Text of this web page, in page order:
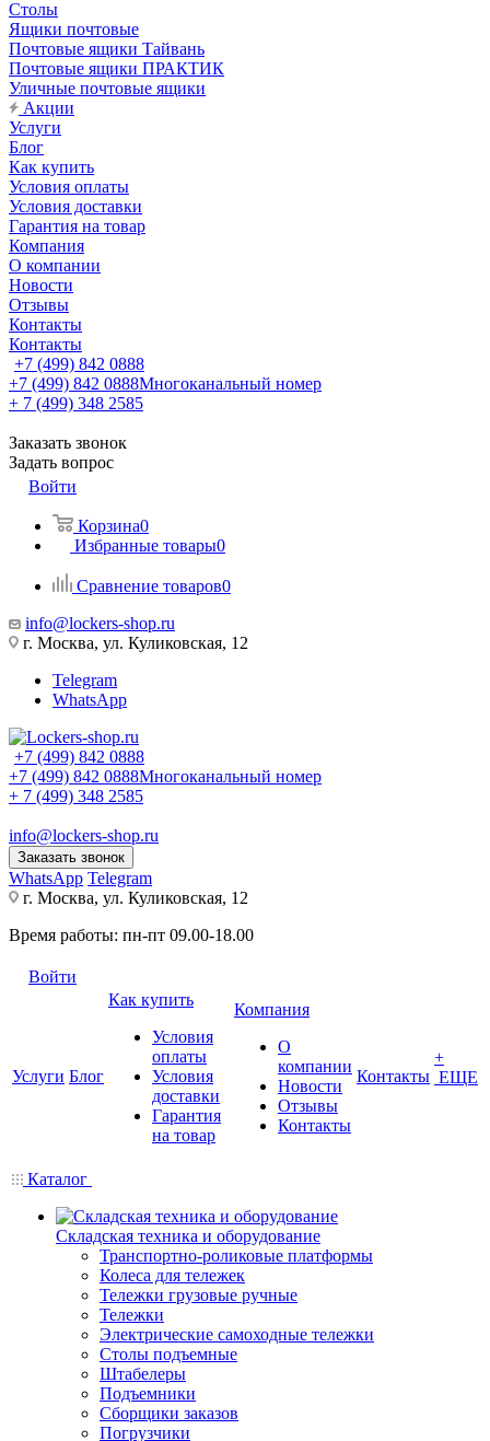
Столы
Ящики почтовые
Почтовые ящики Тайвань
Почтовые ящики ПРАКТИК
Уличные почтовые ящики
Акции
Услуги
Блог
Как купить
Условия оплаты
Условия доставки
Гарантия на товар
Компания
О компании
Новости
Отзывы
Контакты
Контакты
+7 (499) 842 0888
+7 (499) 842 0888Многоканальный номер
+ 7 (499) 348 2585
Заказать звонок
Задать вопрос
Войти
Корзина0
Избранные товары0
Сравнение товаров0
info@lockers-shop.ru
г. Москва, ул. Куликовская, 12
Telegram
WhatsApp
+7 (499) 842 0888
+7 (499) 842 0888Многоканальный номер
+ 7 (499) 348 2585
info@lockers-shop.ru
Заказать звонок
WhatsApp Telegram
г. Москва, ул. Куликовская, 12
Время работы: пн-пт 09.00-18.00
Войти
Услуги Блог
Как купить
Условия
оплаты
Условия
доставки
Гарантия
на товар
Компания
О
компании
Новости
Отзывы
Контакты
Контакты
+
ЕЩЕ
Каталог
Складская техника и оборудование
Транспортно-роликовые платформы
Колеса для тележек
Тележки грузовые ручные
Тележки
Электрические самоходные тележки
Столы подъемные
Штабелеры
Подъемники
Сборщики заказов
Погрузчики